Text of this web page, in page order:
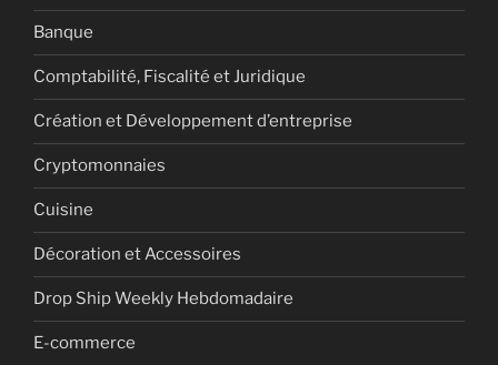
Banque
Comptabilité, Fiscalité et Juridique
Création et Développement d’entreprise
Cryptomonnaies
Cuisine
Décoration et Accessoires
Drop Ship Weekly Hebdomadaire
E-commerce